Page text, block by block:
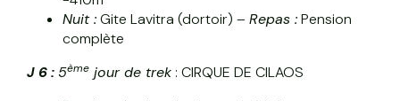
Nuit :Gite Lavitra (dortoir) –Repas :Pension
complète
J 6 : 5ème jour de trek : CIRQUE DE CILAOS